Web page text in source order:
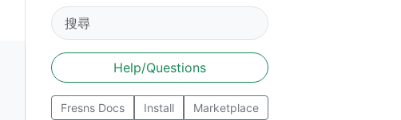
Help/Questions
Fresns Docs Install Marketplace